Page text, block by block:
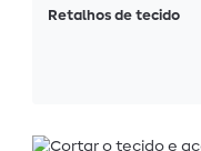
Retalhos de tecido